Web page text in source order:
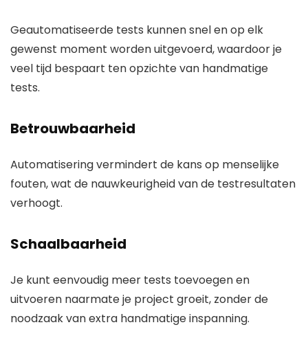
Geautomatiseerde tests kunnen snel en op elk
gewenst moment worden uitgevoerd, waardoor je
veel tijd bespaart ten opzichte van handmatige
tests.
Betrouwbaarheid
Automatisering vermindert de kans op menselijke
fouten, wat de nauwkeurigheid van de testresultaten
verhoogt.
Schaalbaarheid
Je kunt eenvoudig meer tests toevoegen en
uitvoeren naarmate je project groeit, zonder de
noodzaak van extra handmatige inspanning.